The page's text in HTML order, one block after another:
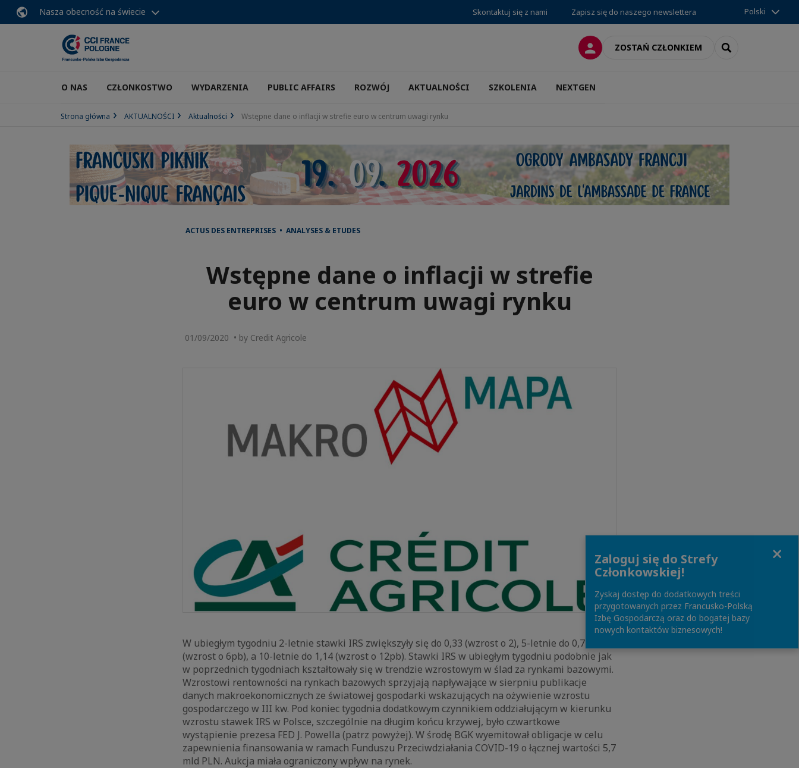
Nasza obecność na świecie Skontaktuj się z nami Zapisz się do naszego newslettera Polski
LOGOWANIEZOSTAŃ CZŁONKIEM SEARCH
O NAS CZŁONKOSTWO WYDARZENIA PUBLIC AFFAIRS ROZWÓJ AKTUALNOŚCI SZKOLENIA NEXTGEN
Strona główna AKTUALNOŚCI Aktualności Wstępne dane o inflacji w strefie euro w centrum uwagi rynku
ACTUS DES ENTREPRISES • ANALYSES & ETUDES
Wstępne dane o inflacji w strefie
euro w centrum uwagi rynku
01/09/2020 • by Credit Agricole
W ubiegłym tygodniu 2-letnie stawki IRS zwiększyły się do 0,33 (wzrost o 2), 5-letnie do 0,72
(wzrost o 6pb), a 10-letnie do 1,14 (wzrost o 12pb). Stawki IRS w ubiegłym tygodniu podobnie jak
w poprzednich tygodniach kształtowały się w trendzie wzrostowym w ślad za rynkami bazowymi.
Wzrostowi rentowności na rynkach bazowych sprzyjają napływające w sierpniu publikacje
danych makroekonomicznych ze światowej gospodarki wskazujących na ożywienie wzrostu
gospodarczego w III kw. Pod koniec tygodnia dodatkowym czynnikiem oddziałującym w kierunku
wzrostu stawek IRS w Polsce, szczególnie na długim końcu krzywej, było czwartkowe
wystąpienie prezesa FED J. Powella (patrz powyżej). W środę BGK wyemitował obligacje w celu
zapewnienia finansowania w ramach Funduszu Przeciwdziałania COVID-19 o łącznej wartości 5,7
mld PLN. Aukcja miała ograniczony wpływ na rynek.
Zaloguj się do Strefy
Członkowskiej!
Zyskaj dostęp do dodatkowych treści
przygotowanych przez Francusko-Polską
Izbę Gospodarczą oraz do bogatej bazy
nowych kontaktów biznesowych!